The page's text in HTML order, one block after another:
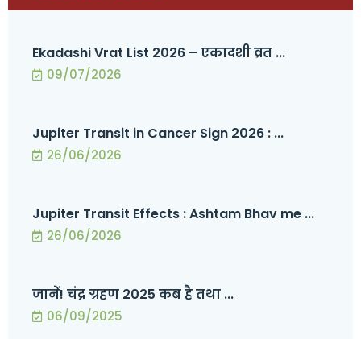
Ekadashi Vrat List 2026 – एकादशी व्रत ...
09/07/2026
Jupiter Transit in Cancer Sign 2026 : ...
26/06/2026
Jupiter Transit Effects : Ashtam Bhav me ...
26/06/2026
जानें! चंद्र ग्रहण 2025 कब है तथा ...
06/09/2025